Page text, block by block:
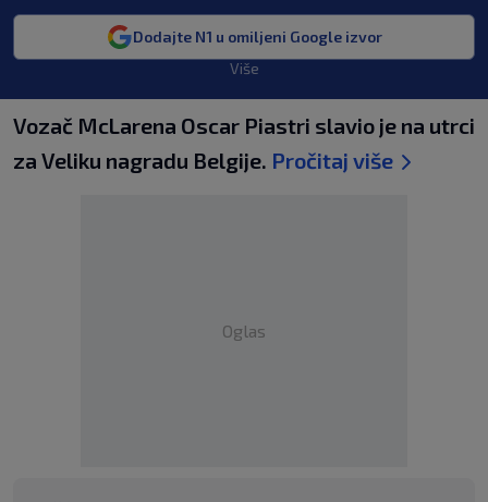
Dodajte N1 u omiljeni Google izvor
Više
Vozač McLarena Oscar Piastri slavio je na utrci
za Veliku nagradu Belgije. Pročitaj više
Oglas